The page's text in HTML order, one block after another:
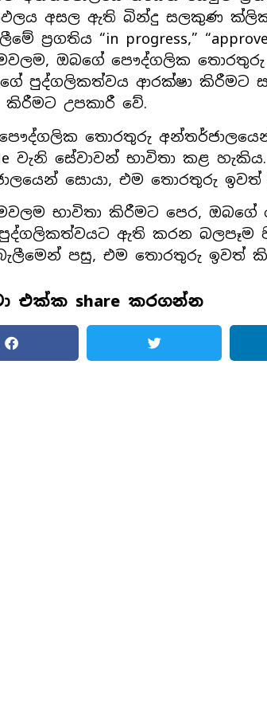
අසල ඇති බින්දු සලකුණ ක්ලික්
ප්‍රගතිය “in progress,”
ඔබගේ පෞද්ගලික
පුද්ගලිකත්වය ආරක්ෂා කිරීමට
කිරීමට උපකාරී වේ.
තොරතුරු
වැනි සේවාවන් භාවිතා කළ
සොයා, එම තොරතුරු
භාවිතා කිරීමට පෙර,
ඇති කරන බලපෑම
පසු, එම තොරතුරු ඉවත්
එක්ක share කරගන්න